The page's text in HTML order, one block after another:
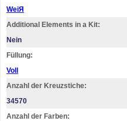
WeiЯ
Additional Elements in a Kit:
Nein
Füllung:
Voll
Anzahl der Kreuzstiche:
34570
Anzahl der Farben: